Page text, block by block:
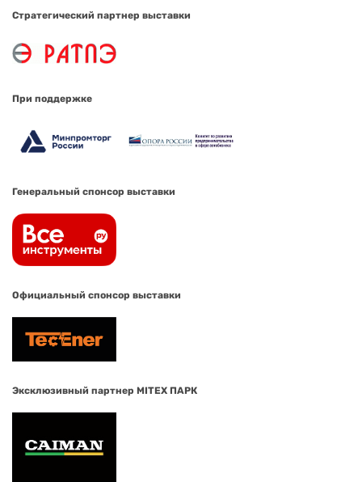
Стратегический партнер выставки
При поддержке
Генеральный спонсор выставки
Официальный спонсор выставки
Эксклюзивный партнер MITEX ПАРК